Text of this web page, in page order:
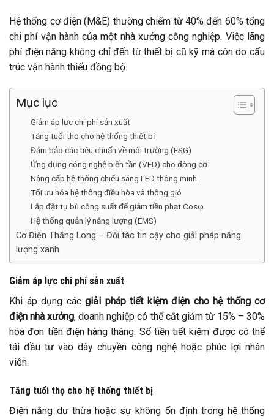
Hệ thống cơ điện (M&E) thường chiếm từ 40% đến 60% tổng
chi phí vận hành của một nhà xưởng công nghiệp. Việc lãng
phí điện năng không chỉ đến từ thiết bị cũ kỹ mà còn do cấu
trúc vận hành thiếu đồng bộ.
Mục lục
Giảm áp lực chi phí sản xuất
Tăng tuổi thọ cho hệ thống thiết bị
Đảm bảo các tiêu chuẩn về môi trường (ESG)
Ứng dụng công nghệ biến tần (VFD) cho động cơ
Nâng cấp hệ thống chiếu sáng LED thông minh
Tối ưu hóa hệ thống điều hòa và thông gió
Lắp đặt tụ bù công suất để giảm tiền phạt Cosφ
Hệ thống quản lý năng lượng (EMS)
Cơ Điện Thăng Long – Đối tác tin cậy cho giải pháp năng
lượng xanh
Giảm áp lực chi phí sản xuất
Khi áp dụng các giải pháp tiết kiệm điện cho hệ thống cơ
điện nhà xưởng, doanh nghiệp có thể cắt giảm từ 15% – 30%
hóa đơn tiền điện hàng tháng. Số tiền tiết kiệm được có thể
tái đầu tư vào dây chuyền công nghệ hoặc phúc lợi nhân
viên.
Tăng tuổi thọ cho hệ thống thiết bị
Điện năng dư thừa hoặc sự không ổn định trong hệ thống